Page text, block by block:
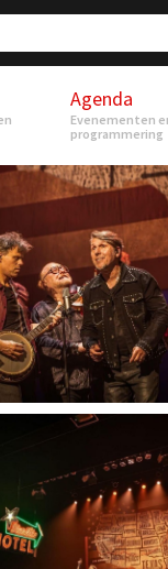
Agenda
Evenementen
programmering